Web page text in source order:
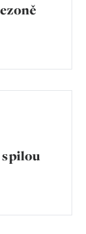
pilou